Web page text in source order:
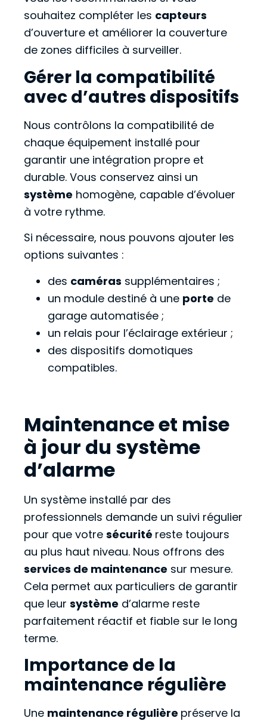
souhaitez compléter les capteurs
d’ouverture et améliorer la couverture
de zones difficiles à surveiller.
Gérer la compatibilité
avec d’autres dispositifs
Nous contrôlons la compatibilité de
chaque équipement installé pour
garantir une intégration propre et
durable. Vous conservez ainsi un
système homogène, capable d’évoluer
à votre rythme.
Si nécessaire, nous pouvons ajouter les
options suivantes :
des caméras supplémentaires ;
un module destiné à une porte de
garage automatisée ;
un relais pour l’éclairage extérieur ;
des dispositifs domotiques
compatibles.
Maintenance et mise
à jour du système
d’alarme
Un système installé par des
professionnels demande un suivi régulier
pour que votre sécurité reste toujours
au plus haut niveau. Nous offrons des
services de maintenance sur mesure.
Cela permet aux particuliers de garantir
que leur système d’alarme reste
parfaitement réactif et fiable sur le long
terme.
Importance de la
maintenance régulière
Une maintenance régulière préserve la